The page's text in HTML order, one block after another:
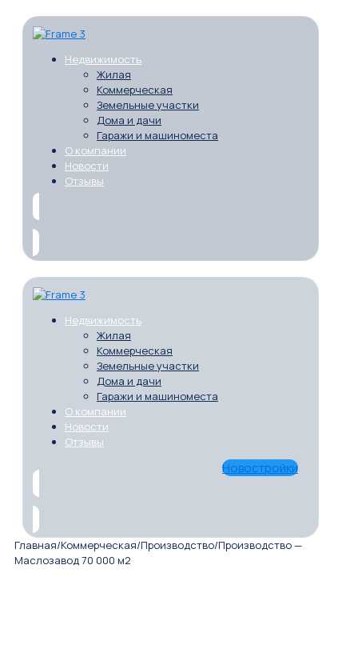
Недвижимость
Жилая
Коммерческая
Земельные участки
Дома и дачи
Гаражи и машиноместа
О компании
Новости
Отзывы
Недвижимость
Жилая
Коммерческая
Земельные участки
Дома и дачи
Гаражи и машиноместа
О компании
Новости
Отзывы
Новостройки
Главная/Коммерческая/Производство/Производство —
Маслозавод 70 000 м2